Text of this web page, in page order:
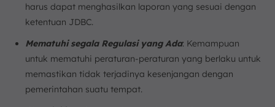
harus dapat menghasilkan laporan yang sesuai dengan
ketentuan JDBC.
Mematuhi segala Regulasi yang Ada: Kemampuan
untuk mematuhi peraturan-peraturan yang berlaku untuk
memastikan tidak terjadinya kesenjangan dengan
pemerintahan suatu tempat.